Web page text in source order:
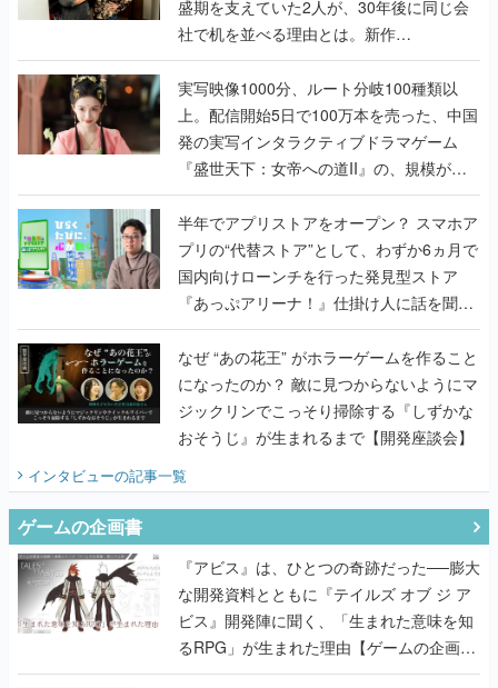
盛期を支えていた2人が、30年後に同じ会
社で机を並べる理由とは。新作
『TATSUJIN EXTREME』で初タッグを組
んだレジェンド2人に訊く開発秘話
実写映像1000分、ルート分岐100種類以
上。配信開始5日で100万本を売った、中国
発の実写インタラクティブドラマゲーム
『盛世天下：女帝への道II』の、規模が違
うこだわりをプロデューサーに聞いた
半年でアプリストアをオープン？ スマホア
プリの“代替ストア”として、わずか6ヵ月で
国内向けローンチを行った発見型ストア
『あっぷアリーナ！』仕掛け人に話を聞い
てみた
なぜ “あの花王” がホラーゲームを作ること
になったのか？ 敵に見つからないようにマ
ジックリンでこっそり掃除する『しずかな
おそうじ』が生まれるまで【開発座談会】
インタビューの記事一覧
ゲームの企画書
『アビス』は、ひとつの奇跡だった──膨大
な開発資料とともに『テイルズ オブ ジ ア
ビス』開発陣に聞く、「生まれた意味を知
るRPG」が生まれた理由【ゲームの企画
書】